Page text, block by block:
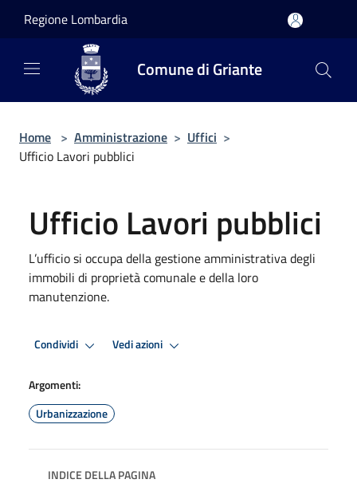
Regione Lombardia
Comune di Griante
Home > Amministrazione > Uffici >
Ufficio Lavori pubblici
Ufficio Lavori pubblici
L’ufficio si occupa della gestione amministrativa degli
immobili di proprietà comunale e della loro
manutenzione.
Condividi Vedi azioni
Argomenti:
Urbanizzazione
INDICE DELLA PAGINA